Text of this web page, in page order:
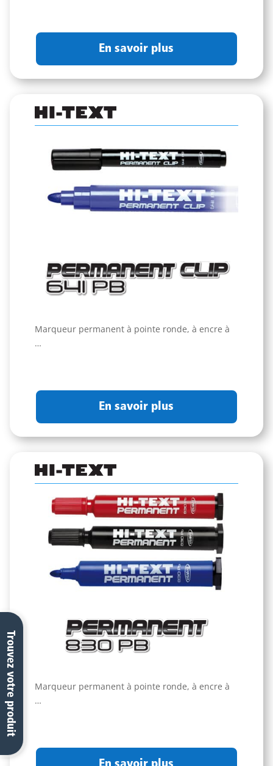
En savoir plus
Marqueur permanent à pointe ronde, à encre à
…
En savoir plus
Marqueur permanent à pointe ronde, à encre à
…
Trouvez votre produit